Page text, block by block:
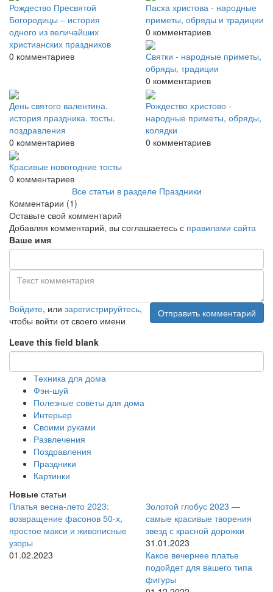
Рождество Пресвятой
Богородицы – история
одного из величайших
христианских праздников
0 комментариев
Пасха христова - народные
приметы, обряды и традиции
0 комментариев
Святки - народные приметы,
обряды, традиции
0 комментариев
День святого валентина.
история праздника. тосты.
поздравления
0 комментариев
Рождество христово -
народные приметы, обряды,
колядки
0 комментариев
Красивые новогодние тосты
0 комментариев
Все статьи в разделе Праздники
Комментарии (1)
Оставьте свой комментарий
Добавляя комментарий, вы соглашаетесь с правилами сайта
Ваше имя
Войдите, или зарегистрируйтесь,
чтобы войти от своего имени
Отправить комментарий
Leave this field blank
Техника для дома
Фэн-шуй
Полезные советы для дома
Интерьер
Своими руками
Развлечения
Поздравления
Праздники
Картинки
Новые статьи
Платья весна-лето 2023:
возвращение фасонов 50-х,
простое макси и живописные
узоры
01.02.2023
Золотой глобус 2023 —
самые красивые творения
звезд с красной дорожки
31.01.2023
Какое вечернее платье
подойдет для вашего типа
фигуры